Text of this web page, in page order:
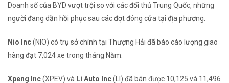
Doanh số của BYD vượt trội so với các đối thủ Trung Quốc, những
người đang dần hồi phục sau các đợt đóng cửa tại địa phương.
Nio Inc(NIO) có trụ sở chính tại Thượng Hải đã báo cáo lượng giao
hàng đạt 7,024 xe trong tháng Năm.
Xpeng Inc(XPEV) và Li Auto Inc(LI ) đã bán được 10,125 và 11,496